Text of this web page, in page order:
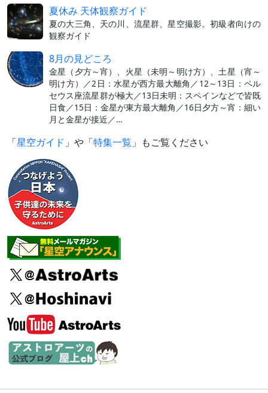
夏休み 天体観察ガイド
夏の大三角、天の川、流星群、星空撮影。初級者向けの
観察ガイド
8月の見どころ
金星（夕方～宵）、火星（未明～明け方）、土星（宵～
明け方）／2日：水星が西方最大離角／12～13日：ペル
セウス座流星群が極大／13日未明：スペインなどで皆既
日食／15日：金星が東方最大離角／16日夕方～宵：細い
月と金星が接近／…
「星空ガイド 」や「特集一覧 」もご覧ください